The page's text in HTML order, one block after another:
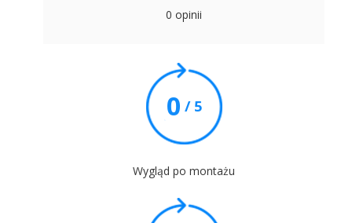
0 opinii
0 / 5
Wygląd po montażu